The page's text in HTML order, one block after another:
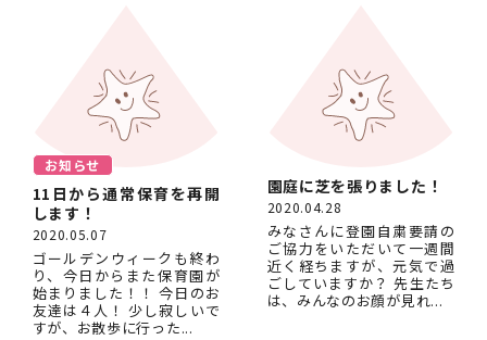
お知らせ
11日から通常保育を再開
します！
2020.05.07
ゴールデンウィークも終わ
り、今日からまた保育園が
始まりました！！ 今日のお
友達は４人！ 少し寂しいで
すが、お散歩に行った...
園庭に芝を張りました！
2020.04.28
みなさんに登園自粛要請の
ご協力をいただいて一週間
近く経ちますが、元気で過
ごしていますか？ 先生たち
は、みんなのお顔が見れ...